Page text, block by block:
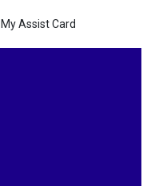
My Assist Card